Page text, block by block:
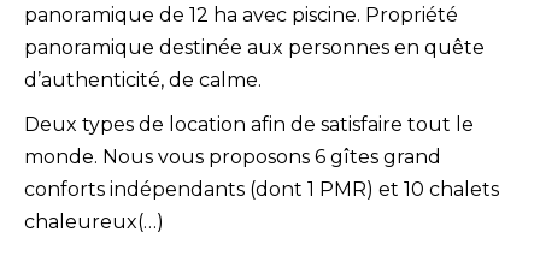
panoramique de 12 ha avec piscine. Propriété
panoramique destinée aux personnes en quête
d’authenticité, de calme.
Deux types de location afin de satisfaire tout le
monde. Nous vous proposons 6 gîtes grand
conforts indépendants (dont 1 PMR) et 10 chalets
chaleureux(…)